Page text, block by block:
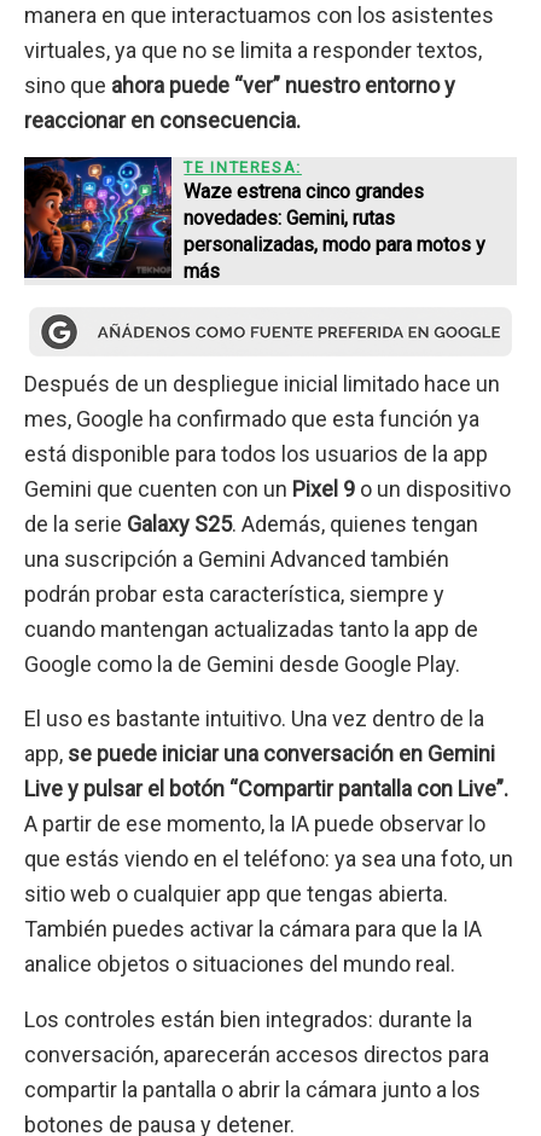
manera en que interactuamos con los asistentes
virtuales, ya que no se limita a responder textos,
sino que ahora puede “ver” nuestro entorno y
reaccionar en consecuencia.
TE INTERESA:
Waze estrena cinco grandes
novedades: Gemini, rutas
personalizadas, modo para motos y
más
Después de un despliegue inicial limitado hace un
mes, Google ha confirmado que esta función ya
está disponible para todos los usuarios de la app
Gemini que cuenten con un Pixel 9 o un dispositivo
de la serie Galaxy S25. Además, quienes tengan
una suscripción a Gemini Advanced también
podrán probar esta característica, siempre y
cuando mantengan actualizadas tanto la app de
Google como la de Gemini desde Google Play.
El uso es bastante intuitivo. Una vez dentro de la
app, se puede iniciar una conversación en Gemini
Live y pulsar el botón “Compartir pantalla con Live”.
A partir de ese momento, la IA puede observar lo
que estás viendo en el teléfono: ya sea una foto, un
sitio web o cualquier app que tengas abierta.
También puedes activar la cámara para que la IA
analice objetos o situaciones del mundo real.
Los controles están bien integrados: durante la
conversación, aparecerán accesos directos para
compartir la pantalla o abrir la cámara junto a los
botones de pausa y detener.